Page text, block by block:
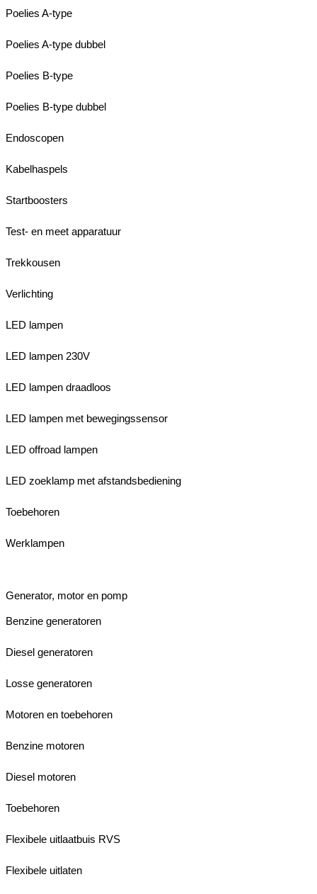
Poelies A-type
Poelies A-type dubbel
Poelies B-type
Poelies B-type dubbel
Endoscopen
Kabelhaspels
Startboosters
Test- en meet apparatuur
Trekkousen
Verlichting
LED lampen
LED lampen 230V
LED lampen draadloos
LED lampen met bewegingssensor
LED offroad lampen
LED zoeklamp met afstandsbediening
Toebehoren
Werklampen
Generator, motor en pomp
Benzine generatoren
Diesel generatoren
Losse generatoren
Motoren en toebehoren
Benzine motoren
Diesel motoren
Toebehoren
Flexibele uitlaatbuis RVS
Flexibele uitlaten